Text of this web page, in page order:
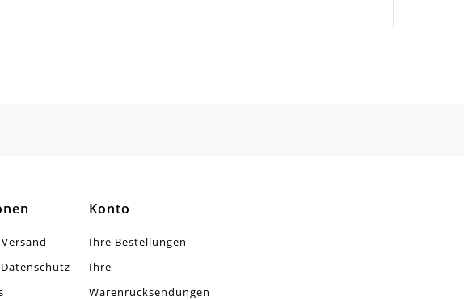
Konto
Ihre Bestellungen
Ihre
Warenrücksendungen